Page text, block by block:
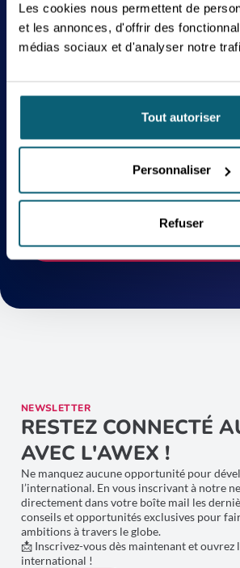
Les cookies nous permettent de
et les annonces, d'offrir des
médias sociaux et d'analyser notre
Tout autoriser
Personnaliser
Refuser
PASSEZ VOTRE
DE MATURITÉ
Pas encore client ?
Contactez le centre régional le plus
Connectez-vous à votre compte client
SE CONNECTER
NEWSLETTER
RESTEZ CONNECTÉ
AVEC L'AWEX !
Ne manquez aucune opportunité pour
l’international. En vous inscrivant à notre
directement dans votre boîte mail les
conseils et opportunités exclusives pour
ambitions à travers le globe.
📩 Inscrivez-vous dès maintenant et ouvrez
international !